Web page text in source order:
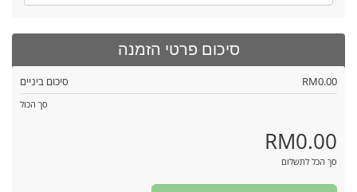
סיכום פרטי הזמנה
סיכום ביניים RM0.00
סך הכול
RM0.00
סך הכל לתשלום